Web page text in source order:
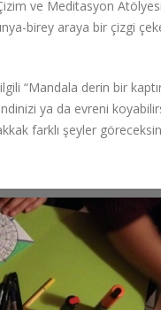
ve Meditasyon
birey araya bir çizgi
“Mandala derin bir
ya da evreni
farklı şeyler